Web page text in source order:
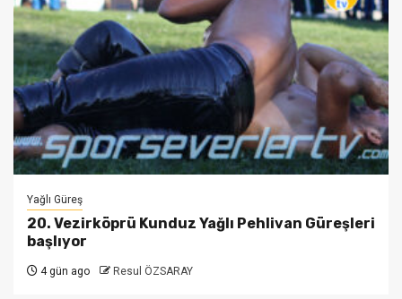
Yağlı Güreş
20. Vezirköprü Kunduz Yağlı Pehlivan Güreşleri
başlıyor
4 gün ago Resul ÖZSARAY